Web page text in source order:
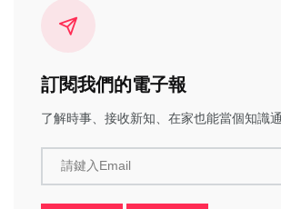
訂閱我們的電子報
了解時事、接收新知、在家也能當個知識通
請鍵入Email